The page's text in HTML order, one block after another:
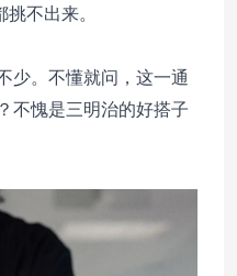
不出来。
少。不懂就问，这一通
不愧是三明治的好搭子